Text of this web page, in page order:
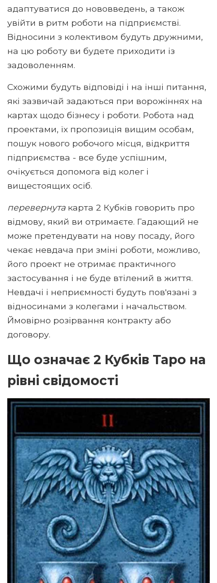
адаптуватися до нововведень, а також
увійти в ритм роботи на підприємстві.
Відносини з колективом будуть дружними,
на цю роботу ви будете приходити із
задоволенням.
Схожими будуть відповіді і на інші питання,
які зазвичай задаються при ворожіннях на
картах щодо бізнесу і роботи. Робота над
проектами, їх пропозиція вищим особам,
пошук нового робочого місця, відкриття
підприємства - все буде успішним,
очікується допомога від колег і
вищестоящих осіб.
перевернутакарта 2 Кубків говорить про
відмову, який ви отримаєте. Гадающий не
може претендувати на нову посаду, його
чекає невдача при зміні роботи, можливо,
його проект не отримає практичного
застосування і не буде втілений в життя.
Невдачі і неприємності будуть пов'язані з
відносинами з колегами і начальством.
Ймовірно розірвання контракту або
договору.
Що означає 2 Кубків Таро на
рівні свідомості